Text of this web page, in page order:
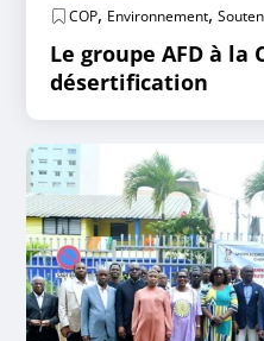
COP, Environnement,
Le groupe AFD à la
désertification